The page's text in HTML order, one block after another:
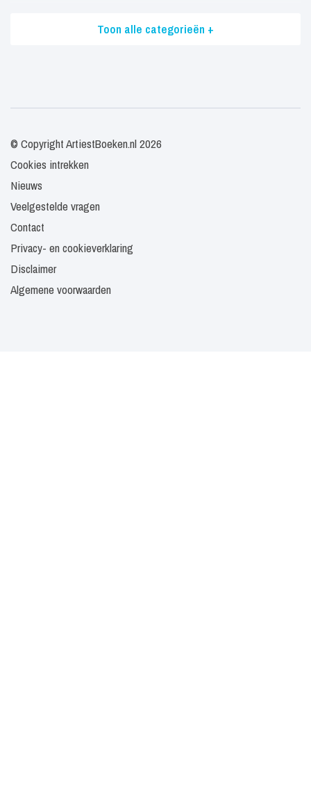
Toon alle categorieën +
© Copyright ArtiestBoeken.nl 2026
Cookies intrekken
Nieuws
Veelgestelde vragen
Contact
Privacy- en cookieverklaring
Disclaimer
Algemene voorwaarden